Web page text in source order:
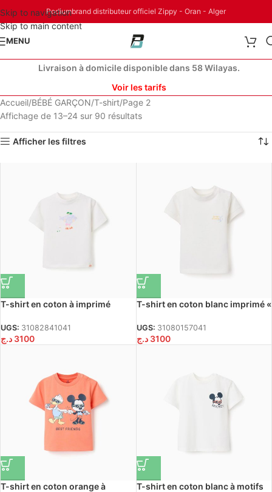
Skip to navigation
Skip to main content
Podiumbrand distributeur officiel Zippy - Oran - Alger
MENU
Livraison à domicile disponible dans 58 Wilayas.
Voir les tarifs
Accueil BÉBÉ GARÇON T-shirt Page 2
Affichage de 13–24 sur 90 résultats
Afficher les filtres
T-shirt en coton à imprimé
bébé garçon, blanc
UGS: 31082841041
3100 د.ج
T-shirt en coton blanc imprimé «
garçon
UGS: 31080157041
3100 د.ج
T-shirt en coton orange à
T-shirt en coton blanc à motifs